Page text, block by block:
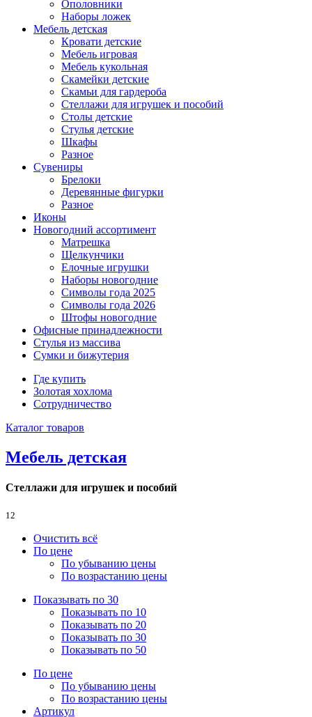
Ополовники
Наборы ложек
Мебель детская
Кровати детские
Мебель игровая
Мебель кукольная
Скамейки детские
Скамьи для гардероба
Стеллажи для игрушек и пособий
Столы детские
Стулья детские
Шкафы
Разное
Сувениры
Брелоки
Деревянные фигурки
Разное
Иконы
Новогодний ассортимент
Матрешка
Щелкунчики
Елочные игрушки
Наборы новогодние
Символы года 2025
Символы года 2026
Штофы новогодние
Офисные принадлежности
Стулья из массива
Сумки и бижутерия
Где купить
Золотая хохлома
Сотрудничество
Каталог товаров
Мебель детская
Стеллажи для игрушек и пособий
12
Очистить всё
По цене
По убыванию цены
По возрастанию цены
Показывать по 30
Показывать по 10
Показывать по 20
Показывать по 30
Показывать по 50
По цене
По убыванию цены
По возрастанию цены
Артикул